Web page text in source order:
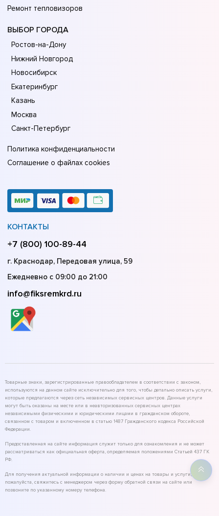
Ремонт тепловизоров
ВЫБОР ГОРОДА
Ростов-на-Дону
Нижний Новгород
Новосибирск
Екатеринбург
Казань
Москва
Санкт-Петербург
Политика конфиденциальности
Соглашение о файлах cookies
КОНТАКТЫ
+7 (800) 100-89-44
г. Краснодар, Передовая улица, 59
Ежедневно с 09:00 до 21:00
info@fiksremkrd.ru
Товарные знаки, зарегистрированные правообладателем в соответствии с законом,
используются на данном сайте исключительно для того, чтобы детально описать услуги,
которые предлагаются через сеть независимых сервисных центров. Данные услуги
могут быть оказаны на месте или в неавторизованных сервисных центрах
независимыми физическими и юридическими лицами в гражданском обороте,
связанном с товаром и включенном в статью 1487 Гражданского кодекса Российской
Федерации.
Предоставленная на сайте информация служит только для ознакомления и не может
рассматриваться как официальная оферта, определяемая положениями Статьей 437 ГК
РФ.
Для получения актуальной информации о наличии и ценах на товары и услуги,
пожалуйста, свяжитесь с менеджером через форму обратной связи на сайте или
позвоните по указанному номеру телефона.